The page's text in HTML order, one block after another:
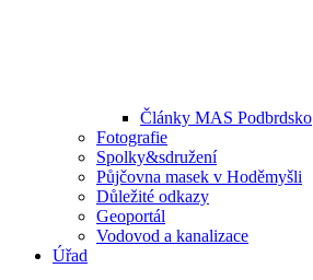
Články MAS Podbrdsko
Fotografie
Spolky&sdružení
Půjčovna masek v Hoděmyšli
Důležité odkazy
Geoportál
Vodovod a kanalizace
Úřad